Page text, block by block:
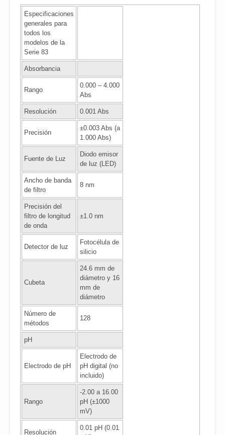
Especificaciones
generales para
todos los
modelos de la
Serie 83
Absorbancia
Rango
0.000 – 4.000
Abs
Resolución 0.001 Abs
Precisión
±0.003 Abs (a
1.000 Abs)
Fuente de Luz
Diodo emisor
de luz (LED)
Ancho de banda
de filtro
8 nm
Precisión del
filtro de longitud
de onda
±1.0 nm
Detector de luz
Fotocélula de
silicio
Cubeta
24.6 mm de
diámetro y 16
mm de
diámetro
Número de
métodos
128
pH
Electrodo de pH
Electrodo de
pH digital (no
incluido)
Rango
-2.00 a 16.00
pH (±1000
mV)
Resolución
0.01 pH (0.01